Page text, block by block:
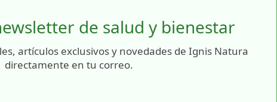
de salud y bienestar
artículos exclusivos y novedades de Ignis Natura
directamente en tu correo.